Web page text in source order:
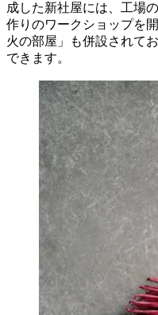
成した新社屋には、工場
作りのワークショップを
火の部屋」も併設されて
できます。